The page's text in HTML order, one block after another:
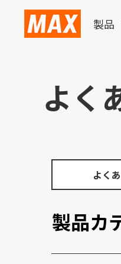
製品
よく
よく
製品カ